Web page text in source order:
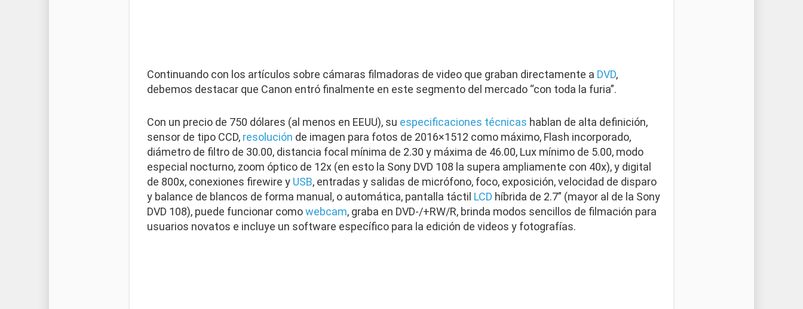
Continuando con los artículos sobre cámaras filmadoras de video que graban directamente a DVD,
debemos destacar que Canon entró finalmente en este segmento del mercado “con toda la furia”.
Con un precio de 750 dólares (al menos en EEUU), su especificaciones técnicas hablan de alta definición,
sensor de tipo CCD, resolución de imagen para fotos de 2016×1512 como máximo, Flash incorporado,
diámetro de filtro de 30.00, distancia focal mínima de 2.30 y máxima de 46.00, Lux mínimo de 5.00, modo
especial nocturno, zoom óptico de 12x (en esto la Sony DVD 108 la supera ampliamente con 40x), y digital
de 800x, conexiones firewire y USB, entradas y salidas de micrófono, foco, exposición, velocidad de disparo
y balance de blancos de forma manual, o automática, pantalla táctil LCD híbrida de 2.7” (mayor al de la Sony
DVD 108), puede funcionar comowebcam, graba en DVD-/+RW/R, brinda modos sencillos de filmación para
usuarios novatos e incluye un software específico para la edición de videos y fotografías.